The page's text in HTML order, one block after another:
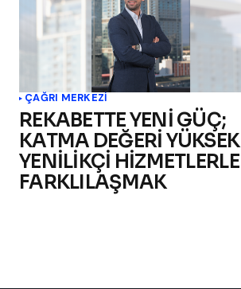
ÇAĞRI MERKEZI
REKABETTE YENİ GÜÇ;
KATMA DEĞERİ YÜKSEK
YENİLİKÇİ HİZMETLERLE
FARKLILAŞMAK